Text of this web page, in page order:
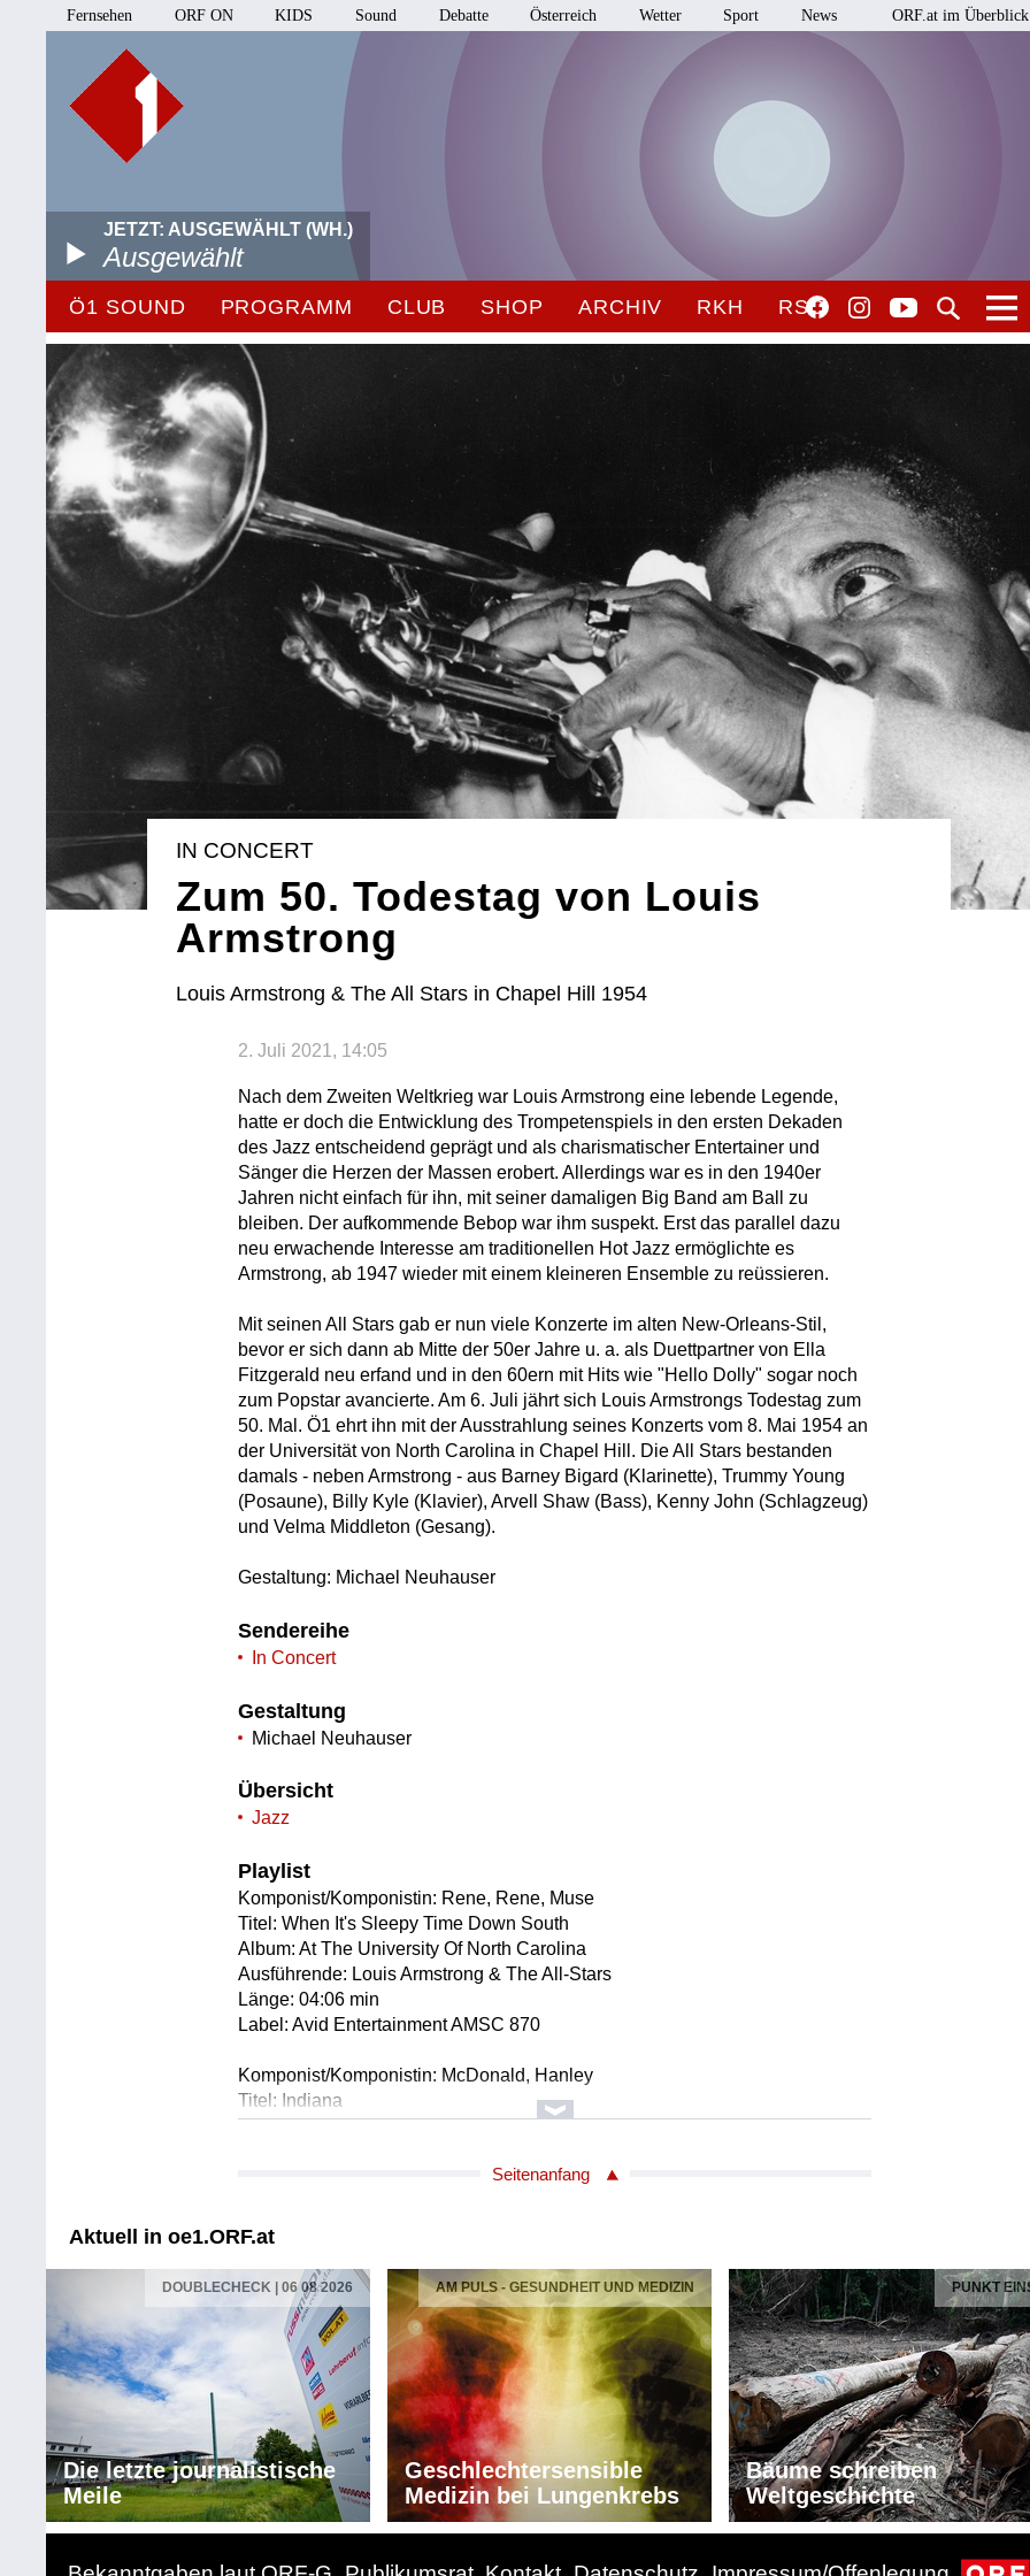
Fernsehen ORF ON KIDS Sound Debatte Österreich Wetter Sport News ORF.at im Überblick
JETZT: AUSGEWÄHLT (WH.)
Ausgewählt
Ö1 SOUND PROGRAMM CLUB SHOP ARCHIV RKH RSO
IN CONCERT
Zum 50. Todestag von Louis
Armstrong
Louis Armstrong & The All Stars in Chapel Hill 1954
2. Juli 2021, 14:05
Nach dem Zweiten Weltkrieg war Louis Armstrong eine lebende Legende,
hatte er doch die Entwicklung des Trompetenspiels in den ersten Dekaden
des Jazz entscheidend geprägt und als charismatischer Entertainer und
Sänger die Herzen der Massen erobert. Allerdings war es in den 1940er
Jahren nicht einfach für ihn, mit seiner damaligen Big Band am Ball zu
bleiben. Der aufkommende Bebop war ihm suspekt. Erst das parallel dazu
neu erwachende Interesse am traditionellen Hot Jazz ermöglichte es
Armstrong, ab 1947 wieder mit einem kleineren Ensemble zu reüssieren.
Mit seinen All Stars gab er nun viele Konzerte im alten New-Orleans-Stil,
bevor er sich dann ab Mitte der 50er Jahre u. a. als Duettpartner von Ella
Fitzgerald neu erfand und in den 60ern mit Hits wie "Hello Dolly" sogar noch
zum Popstar avancierte. Am 6. Juli jährt sich Louis Armstrongs Todestag zum
50. Mal. Ö1 ehrt ihn mit der Ausstrahlung seines Konzerts vom 8. Mai 1954 an
der Universität von North Carolina in Chapel Hill. Die All Stars bestanden
damals - neben Armstrong - aus Barney Bigard (Klarinette), Trummy Young
(Posaune), Billy Kyle (Klavier), Arvell Shaw (Bass), Kenny John (Schlagzeug)
und Velma Middleton (Gesang).
Gestaltung: Michael Neuhauser
Sendereihe
In Concert
Gestaltung
Michael Neuhauser
Übersicht
Jazz
Playlist
Komponist/Komponistin: Rene, Rene, Muse
Titel: When It's Sleepy Time Down South
Album: At The University Of North Carolina
Ausführende: Louis Armstrong & The All-Stars
Länge: 04:06 min
Label: Avid Entertainment AMSC 870
Komponist/Komponistin: McDonald, Hanley
Titel: Indiana
Album: At The University Of North Carolina
Titel: A Kiss To Build A Dream On
Album: At The University Of North Carolina
Ausführende: Louis Armstrong & The All-Stars
Länge: 04:23 min
Label: Avid Entertainment AMSC 870
Komponist/Komponistin: Lewis, Stock, Rose
Titel: Blueberry Hill
Album: At The University Of North Carolina
Ausführende: Louis Armstrong & The All-Stars
Länge: 03:28 min
Seitenanfang
Aktuell in oe1.ORF.at
DOUBLECHECK | 06 08 2026
Die letzte journalistische
Meile
AM PULS - GESUNDHEIT UND MEDIZIN
Geschlechtersensible
Medizin bei Lungenkrebs
PUNKT
Bäume schreiben
Weltgeschichte